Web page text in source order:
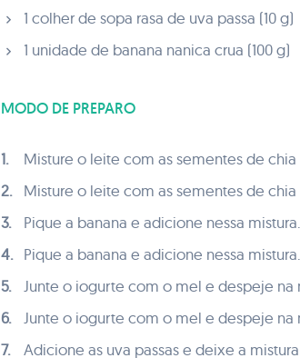
1 colher de sopa rasa de uva passa (10 g)
1 unidade de banana nanica crua (100 g)
MODO DE PREPARO
1.
Misture o leite com as sementes de
2.
Misture o leite com as sementes de
3.
Pique a banana e adicione nessa mistura.
4.
Pique a banana e adicione nessa mistura.
5.
Junte o iogurte com o mel e despeje na
6.
Junte o iogurte com o mel e despeje na
7.
Adicione as uva passas e deixe a